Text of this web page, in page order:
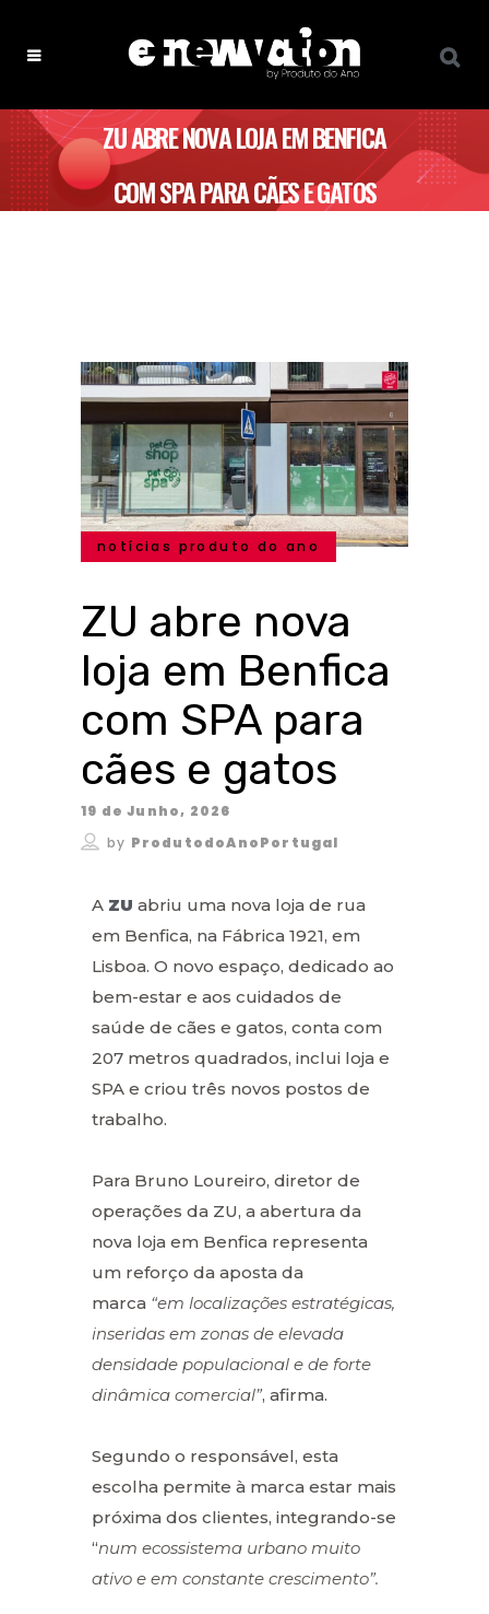
ZU ABRE NOVA LOJA EM BENFICA
COM SPA PARA CÃES E GATOS
notícias produto do ano
ZU abre nova
loja em Benfica
com SPA para
cães e gatos
19 de Junho, 2026
by ProdutodoAnoPortugal
A ZU abriu uma nova loja de rua
em Benfica, na Fábrica 1921, em
Lisboa. O novo espaço, dedicado ao
bem-estar e aos cuidados de
saúde de cães e gatos, conta com
207 metros quadrados, inclui loja e
SPA e criou três novos postos de
trabalho.
Para Bruno Loureiro, diretor de
operações da ZU, a abertura da
nova loja em Benfica representa
um reforço da aposta da
marca “em localizações estratégicas,
inseridas em zonas de elevada
densidade populacional e de forte
dinâmica comercial”, afirma.
Segundo o responsável, esta
escolha permite à marca estar mais
próxima dos clientes, integrando-se
“num ecossistema urbano muito
ativo e em constante crescimento”.